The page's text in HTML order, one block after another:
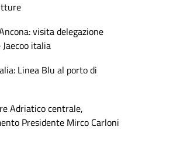
visita delegazione
Jaecoo italia
Linea Blu al porto di
Adriatico centrale,
Presidente Mirco Carloni